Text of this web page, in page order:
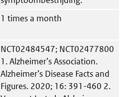
1 times a month
NCT02484547; NCT02477800
1. Alzheimer’s Association.
Alzheimer’s Disease Facts and
Figures. 2020; 16: 391-460 2.